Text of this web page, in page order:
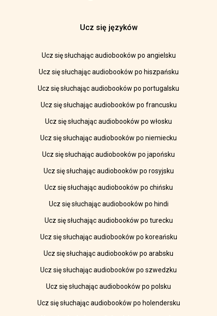
Ucz się języków
Ucz się słuchając audiobooków po angielsku
Ucz się słuchając audiobooków po hiszpańsku
Ucz się słuchając audiobooków po portugalsku
Ucz się słuchając audiobooków po francusku
Ucz się słuchając audiobooków po włosku
Ucz się słuchając audiobooków po niemiecku
Ucz się słuchając audiobooków po japońsku
Ucz się słuchając audiobooków po rosyjsku
Ucz się słuchając audiobooków po chińsku
Ucz się słuchając audiobooków po hindi
Ucz się słuchając audiobooków po turecku
Ucz się słuchając audiobooków po koreańsku
Ucz się słuchając audiobooków po arabsku
Ucz się słuchając audiobooków po szwedzku
Ucz się słuchając audiobooków po polsku
Ucz się słuchając audiobooków po holendersku